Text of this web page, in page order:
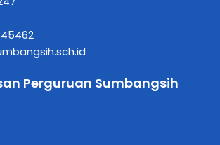
Perguruan Sumbangsih